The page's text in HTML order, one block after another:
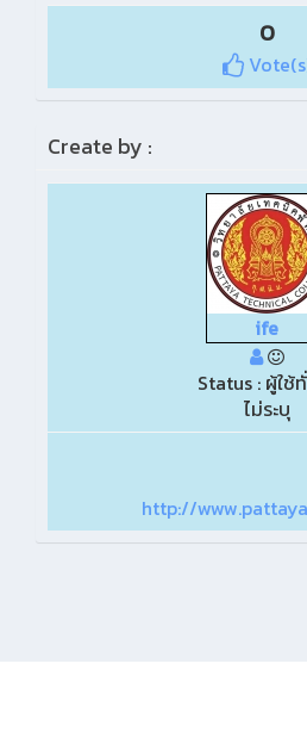
0
Create by :
ife
Status : ผู้ใช้
ไม่ระบุ
http://